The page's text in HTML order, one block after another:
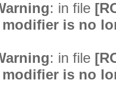
: in file
modifier is no
: in file
modifier is no